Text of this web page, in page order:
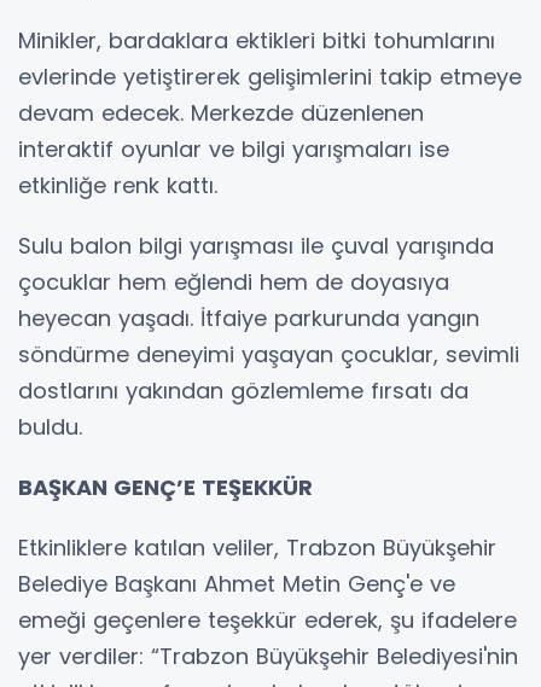
Minikler, bardaklara ektikleri bitki tohumlarını
evlerinde yetiştirerek gelişimlerini takip etmeye
devam edecek. Merkezde düzenlenen
interaktif oyunlar ve bilgi yarışmaları ise
etkinliğe renk kattı.
Sulu balon bilgi yarışması ile çuval yarışında
çocuklar hem eğlendi hem de doyasıya
heyecan yaşadı. İtfaiye parkurunda yangın
söndürme deneyimi yaşayan çocuklar, sevimli
dostlarını yakından gözlemleme fırsatı da
buldu.
BAŞKAN GENÇ’E TEŞEKKÜR
Etkinliklere katılan veliler, Trabzon Büyükşehir
Belediye Başkanı Ahmet Metin Genç'e ve
emeği geçenlere teşekkür ederek, şu ifadelere
yer verdiler: “Trabzon Büyükşehir Belediyesi'nin